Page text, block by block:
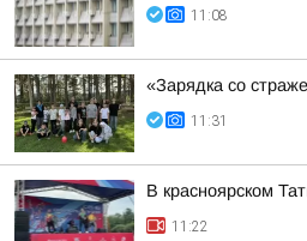
11:08
«Зарядка со
11:31
В красноярском
11:22